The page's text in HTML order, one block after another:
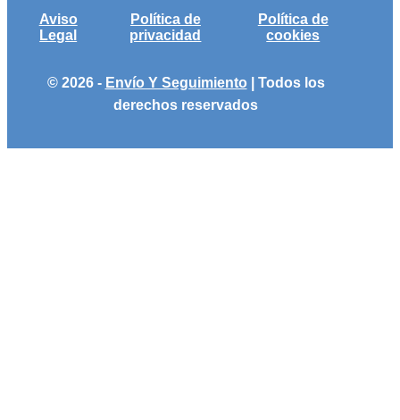
Aviso
Legal
Política de
privacidad
Política de
cookies
© 2026 - Envío Y Seguimiento | Todos los
derechos reservados